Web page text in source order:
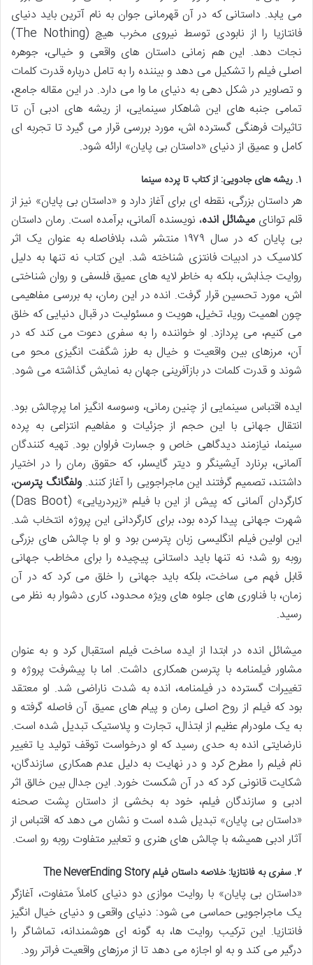
می یابد. داستانی که در آن قهرمانی جوان به نام آترین باید دنیای
فانتازیا را از نابودی توسط نیروی مخرب هیچ (The Nothing)
نجات دهد. این هم زمانی داستان های واقعی و خیالی، جوهره
اصلی فیلم را تشکیل می دهد و بیننده را به تامل درباره قدرت کلمات
و تصاویر در شکل دهی به دنیای ما وا می دارد. در این مقاله جامع،
تمامی جنبه های این شاهکار سینمایی، از ریشه های ادبی آن تا
تاثیرات فرهنگی گسترده اش، مورد بررسی قرار می گیرد تا تجربه ای
کامل و عمیق از دنیای «داستان بی پایان» ارائه شود.
۱. ریشه های جادویی: از کتاب تا پرده سینما
هر داستان بزرگی، نقطه ای برای آغاز دارد و «داستان بی پایان» نیز از
قلم توانای میشائل انده، نویسنده آلمانی، برآمده است. رمان داستان
بی پایان که در سال ۱۹۷۹ منتشر شد، بلافاصله به عنوان یک اثر
کلاسیک در ادبیات فانتزی شناخته شد. این کتاب نه تنها به دلیل
روایت جذابش، بلکه به خاطر لایه های عمیق فلسفی و روان شناختی
اش، مورد تحسین قرار گرفت. انده در این رمان، به بررسی مفاهیمی
چون اهمیت رویا، تخیل، هویت و مسئولیت در قبال دنیایی که خلق
می کنیم، می پردازد. او خواننده را به سفری دعوت می کند که در
آن، مرزهای بین واقعیت و خیال به طرز شگفت انگیزی محو می
شوند و قدرت کلمات در بازآفرینی جهان به نمایش گذاشته می شود.
ایده اقتباس سینمایی از چنین رمانی، وسوسه انگیز اما پرچالش بود.
انتقال جهانی با این حجم از جزئیات و مفاهیم انتزاعی به پرده
سینما، نیازمند دیدگاهی خاص و جسارت فراوان بود. تهیه کنندگان
آلمانی، برنارد آیشینگر و دیتر گایسلر، که حقوق رمان را در اختیار
داشتند، تصمیم گرفتند این ماجراجویی را آغاز کنند.ولفگانگ پترسن،
کارگردان آلمانی که پیش از این با فیلم «زیردریایی» (Das Boot)
شهرت جهانی پیدا کرده بود، برای کارگردانی این پروژه انتخاب شد.
این اولین فیلم انگلیسی زبان پترسن بود و او با چالش های بزرگی
روبه رو شد؛ نه تنها باید داستانی پیچیده را برای مخاطب جهانی
قابل فهم می ساخت، بلکه باید جهانی را خلق می کرد که در آن
زمان، با فناوری های جلوه های ویژه محدود، کاری دشوار به نظر می
رسید.
میشائل انده در ابتدا از ایده ساخت فیلم استقبال کرد و به عنوان
مشاور فیلمنامه با پترسن همکاری داشت. اما با پیشرفت پروژه و
تغییرات گسترده در فیلمنامه، انده به شدت ناراضی شد. او معتقد
بود که فیلم از روح اصلی رمان و پیام های عمیق آن فاصله گرفته و
به یک ملودرام عظیم از ابتذال، تجارت و پلاستیک تبدیل شده است.
نارضایتی انده به حدی رسید که او درخواست توقف تولید یا تغییر
نام فیلم را مطرح کرد و در نهایت به دلیل عدم همکاری سازندگان،
شکایت قانونی کرد که در آن شکست خورد. این جدال بین خالق اثر
ادبی و سازندگان فیلم، خود به بخشی از داستان پشت صحنه
«داستان بی پایان» تبدیل شده است و نشان می دهد که اقتباس از
آثار ادبی همیشه با چالش های هنری و تعابیر متفاوت روبه رو است.
۲. سفری به فانتازیا: خلاصه داستان فیلم The NeverEnding Story
«داستان بی پایان» با روایت موازی دو دنیای کاملاً متفاوت، آغازگر
یک ماجراجویی حماسی می شود: دنیای واقعی و دنیای خیال انگیز
فانتازیا. این ترکیب روایت ها، به گونه ای هوشمندانه، تماشاگر را
درگیر می کند و به او اجازه می دهد تا از مرزهای واقعیت فراتر رود.